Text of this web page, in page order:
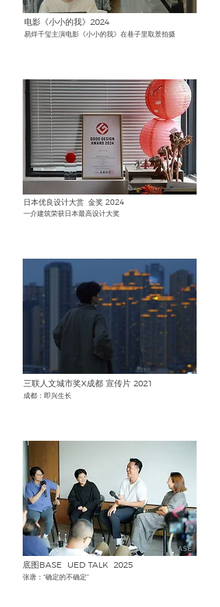
电影《小小的我》2024
​易烊千玺主演电影《小小的我》在巷子里取景拍摄
日本优良设计大赏 金奖 2024
一介建筑荣获日本最高设计大奖
三联人文城市奖X成都 宣传片 2021
成都：即兴生长
底图BASE UED TALK 2025
张唐：“确定的不确定”